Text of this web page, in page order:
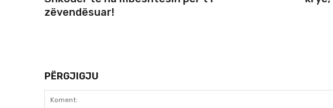
zëvendësuar!
PËRGJIGJU